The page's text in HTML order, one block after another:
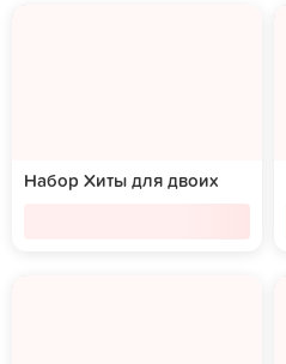
Набор Хиты для двоих